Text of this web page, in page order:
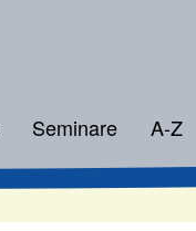
Seminare A-Z